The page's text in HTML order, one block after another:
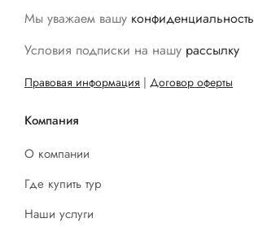
Мы уважаем вашу конфиденциальность
Условия подписки на нашу рассылку
Правовая информация | Договор оферты
Компания
О компании
Где купить тур
Наши услуги